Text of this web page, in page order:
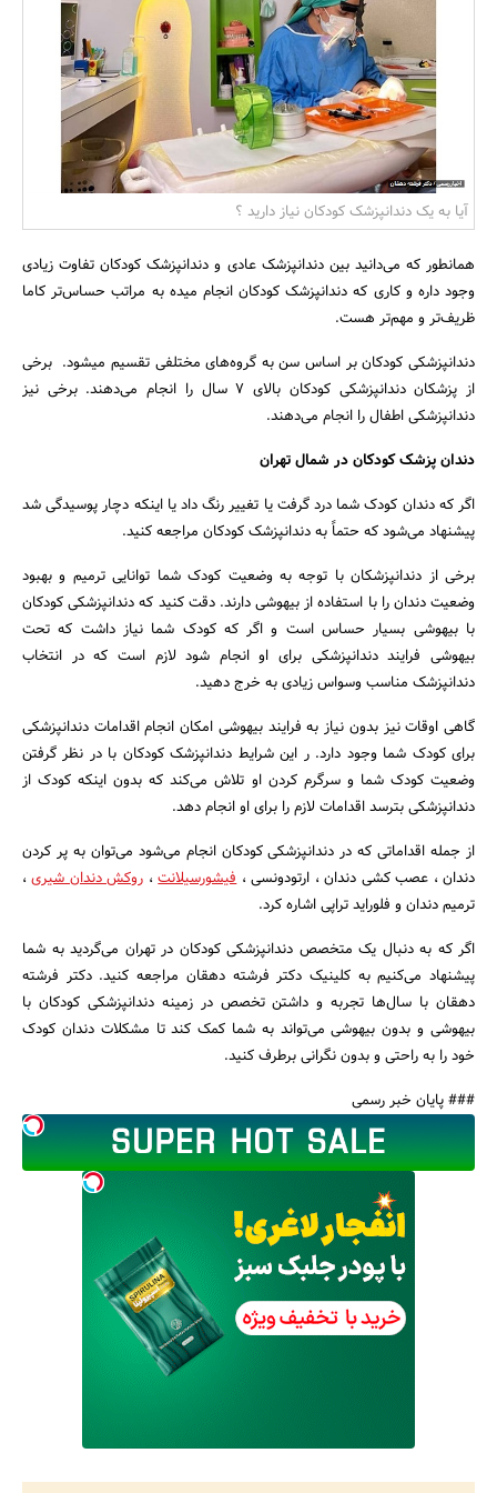
بانک، بیمه و سرمایه
مسکن و ساختمان
جستجو
آیا به یک دندانپزشک کودکان نیاز دارید ؟
همانطور که می‌دانید بین دندانپزشک عادی و دندانپزشک کودکان تفاوت زیادی
وجود داره و کاری که دندانپزشک کودکان انجام میده به مراتب حساس‌تر کاما
ظریف‌تر و مهم‌تر هست.
دندانپزشکی کودکان بر اساس سن به گروه‌های مختلفی تقسیم میشود. برخی
از پزشکان دندانپزشکی کودکان بالای ۷ سال را انجام می‌دهند. برخی نیز
دندانپزشکی اطفال را انجام می‌دهند.
دندان پزشک کودکان در شمال تهران
اگر که دندان کودک شما درد گرفت یا تغییر رنگ داد یا اینکه دچار پوسیدگی شد
پیشنهاد می‌شود که حتماً به دندانپزشک کودکان مراجعه کنید.
برخی از دندانپزشکان با توجه به وضعیت کودک شما توانایی ترمیم و بهبود
وضعیت دندان را با استفاده از بیهوشی دارند. دقت کنید که دندانپزشکی کودکان
با بیهوشی بسیار حساس است و اگر که کودک شما نیاز داشت که تحت
بیهوشی فرایند دندانپزشکی برای او انجام شود لازم است که در انتخاب
دندانپزشک مناسب وسواس زیادی به خرج دهید.
گاهی اوقات نیز بدون نیاز به فرایند بیهوشی امکان انجام اقدامات دندانپزشکی
برای کودک شما وجود دارد. ر این شرایط دندانپزشک کودکان با در نظر گرفتن
وضعیت کودک شما و سرگرم کردن او تلاش می‌کند که بدون اینکه کودک از
دندانپزشکی بترسد اقدامات لازم را برای او انجام دهد.
از جمله اقداماتی که در دندانپزشکی کودکان انجام می‌شود می‌توان به پر کردن
دندان ، عصب کشی دندان ، ارتودونسی ،فیشورسیلانت، روکش دندان شیری،
ترمیم دندان و فلوراید تراپی اشاره کرد.
اگر که به دنبال یک متخصص دندانپزشکی کودکان در تهران می‌گردید به شما
پیشنهاد می‌کنیم به کلینیک دکتر فرشته دهقان مراجعه کنید. دکتر فرشته
دهقان با سال‌ها تجربه و داشتن تخصص در زمینه دندانپزشکی کودکان با
بیهوشی و بدون بیهوشی می‌تواند به شما کمک کند تا مشکلات دندان کودک
خود را به راحتی و بدون نگرانی برطرف کنید.
### پایان خبر رسمی